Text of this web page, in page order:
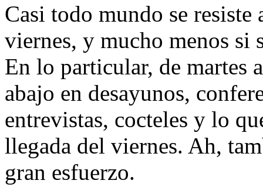
Casi todo mundo se
viernes, y mucho menos si
En lo particular, de martes
abajo en desayunos,
entrevistas, cocteles y lo
llegada del viernes. Ah,
gran esfuerzo.